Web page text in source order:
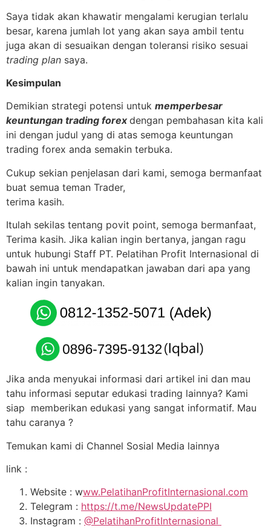
Saya tidak akan khawatir mengalami kerugian terlalu
besar, karena jumlah lot yang akan saya ambil tentu
juga akan di sesuaikan dengan toleransi risiko sesuai
trading plan saya.
Kesimpulan
Demikian strategi potensi untuk memperbesar
keuntungan trading forexdengan pembahasan kita kali
ini dengan judul yang di atas semoga keuntungan
trading forex anda semakin terbuka.
Cukup sekian penjelasan dari kami, semoga bermanfaat
buat semua teman Trader,
terima kasih.
Itulah sekilas tentang povit point, semoga bermanfaat,
Terima kasih. Jika kalian ingin bertanya, jangan ragu
untuk hubungi Staff PT. Pelatihan Profit Internasional di
bawah ini untuk mendapatkan jawaban dari apa yang
kalian ingin tanyakan.
Jika anda menyukai informasi dari artikel ini dan mau
tahu informasi seputar edukasi trading lainnya? Kami
siap memberikan edukasi yang sangat informatif. Mau
tahu caranya ?
Temukan kami di Channel Sosial Media lainnya
link :
Website : www.PelatihanProfitInternasional.com
Telegram : https://t.me/NewsUpdatePPI
Instagram : @PelatihanProfitInternasional